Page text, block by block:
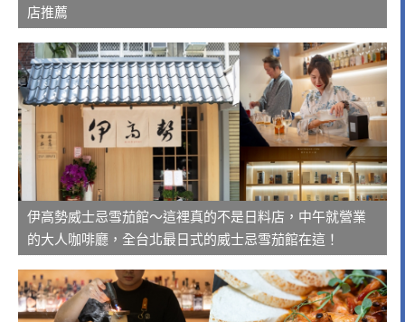
店推薦
伊高勢威士忌雪茄館～這裡真的不是日料店，中午就營業
的大人咖啡廳，全台北最日式的威士忌雪茄館在這！